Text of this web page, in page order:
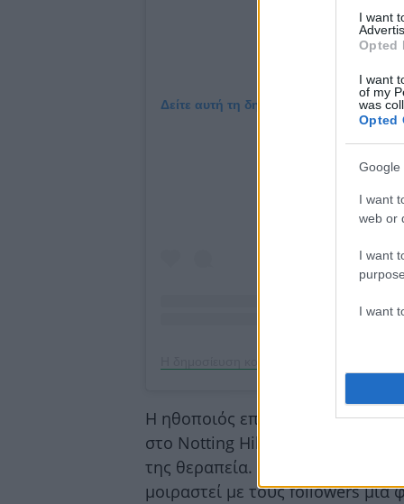
I want
Opted
I want
of my
was
Opted
Google
I want
web or
I want
I want
Δείτε αυτή τη δημοσίευση στο
Η ηθοποιός επισκέφτηκε τη
στο Notting Hill προκειμένου να
της θεραπεία. Κι εκείνη δεν
μοιραστεί με τους followers μια